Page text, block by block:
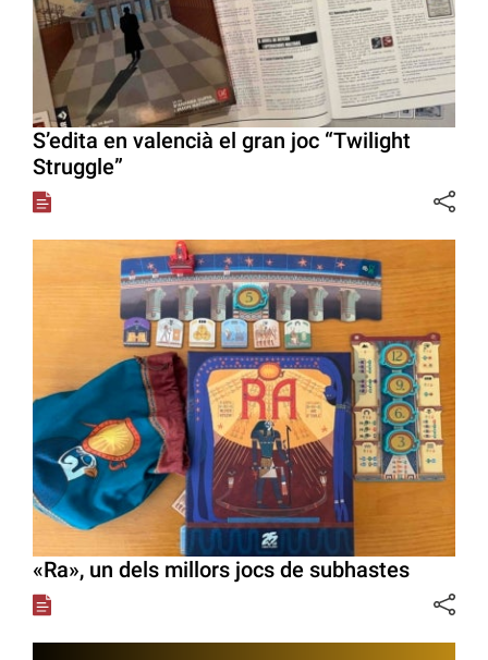
S’edita en valencià el gran joc “Twilight
Struggle”
«Ra», un dels millors jocs de subhastes